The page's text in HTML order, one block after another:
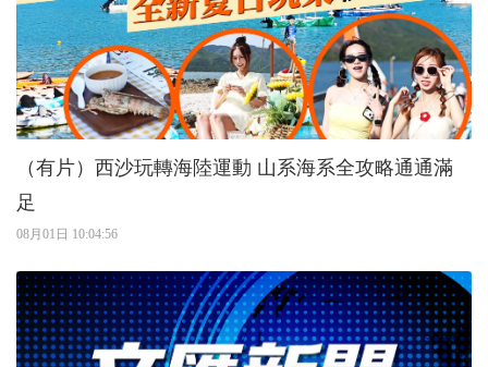
（有片）西沙玩轉海陸運動 山系海系全攻略通通滿
足
08月01日 10:04:56